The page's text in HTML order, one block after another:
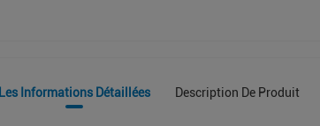
Les Informations Détaillées Description De Produit